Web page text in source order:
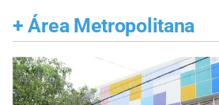
+ Área Metropolitana